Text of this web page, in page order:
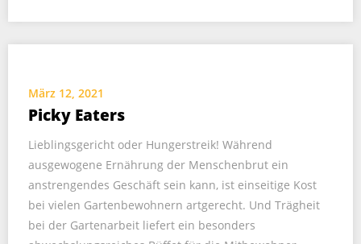
März 12, 2021
Picky Eaters
Lieblingsgericht oder Hungerstreik! Während
ausgewogene Ernährung der Menschenbrut ein
anstrengendes Geschäft sein kann, ist einseitige Kost
bei vielen Gartenbewohnern artgerecht. Und Trägheit
bei der Gartenarbeit liefert ein besonders